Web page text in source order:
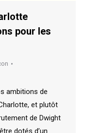
pour les
ambitions de
et plutôt
de Dwight
dotés d’un